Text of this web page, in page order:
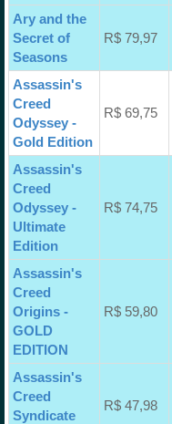
Ary and the
Secret of
Seasons
R$ 79,97
Assassin's
Creed
Odyssey -
Gold Edition
R$ 69,75
Assassin's
Creed
Odyssey -
Ultimate
Edition
R$ 74,75
Assassin's
Creed
Origins -
GOLD
EDITION
R$ 59,80
Assassin's
Creed
Syndicate
R$ 47,98